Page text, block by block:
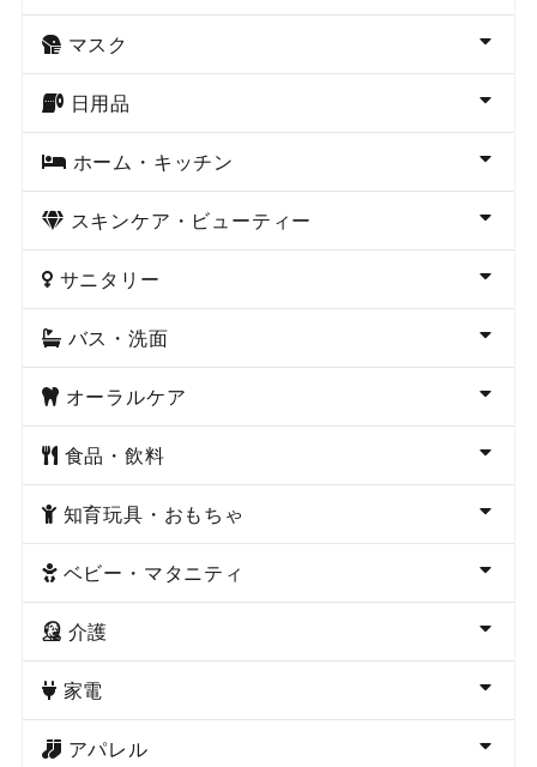
マスク
日用品
ホーム・キッチン
スキンケア・ビューティー
サニタリー
バス・洗面
オーラルケア
食品・飲料
知育玩具・おもちゃ
ベビー・マタニティ
介護
家電
アパレル